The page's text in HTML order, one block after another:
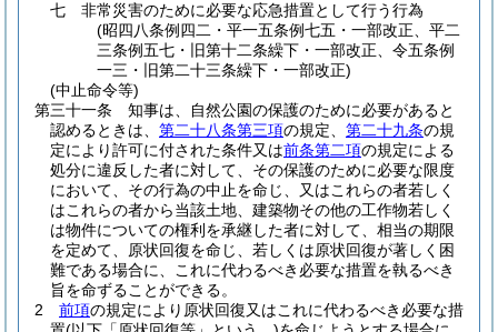
七
非常災害のために必要な応急措置として行う行為
(昭四八条例四二・平一五条例七五・一部改正、平二
三条例五七・旧第十二条繰下・一部改正、令五条例
一三・旧第二十三条繰下・一部改正)
(中止命令等)
第三十一条
知事は、自然公園の保護のために必要があると
認めるときは、 第二十八条第三項の規定、 第二十九条の規
定により許可に付された条件又は前条第二項の規定による
処分に違反した者に対して、その保護のために必要な限度
において、その行為の中止を命じ、又はこれらの者若しく
はこれらの者から当該土地、建築物その他の工作物若しく
は物件についての権利を承継した者に対して、相当の期限
を定めて、原状回復を命じ、若しくは原状回復が著しく困
難である場合に、これに代わるべき必要な措置を執るべき
旨を命ずることができる。
2
前項の規定により原状回復又はこれに代わるべき必要な措